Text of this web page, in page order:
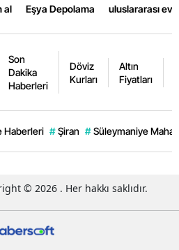
al Eşya Depolama uluslararası
Son
Dakika
Haberleri
Döviz
Kurları
Altın
Fiyatları
Haberleri # Şiran # Süleymaniye
© 2026 . Her hakkı saklıdır.